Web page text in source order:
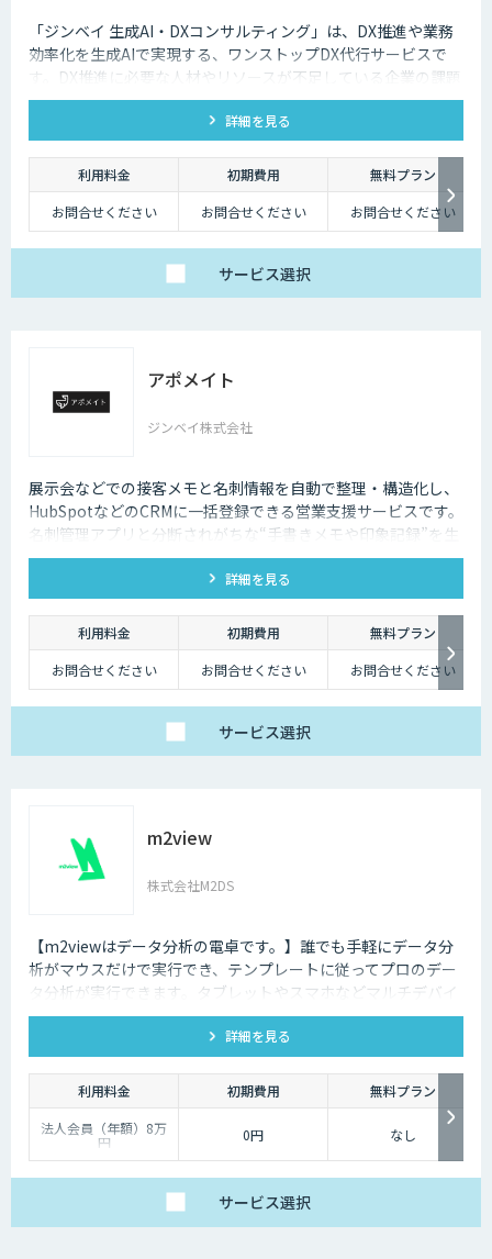
「ジンベイ 生成AI・DXコンサルティング」は、DX推進や業務
効率化を生成AIで実現する、ワンストップDX代行サービスで
す。DX推進に必要な人材やリソースが不足している企業の課題
を解決し、業務課題の特定からソリューションの導入・運用ま
で一括でサポートします。
詳細を見る
利用料金 初期費用
無料プラン
お問合せください
お問合せください お問合せください
サービス選択
アポメイト
ジンベイ株式会社
展示会などでの接客メモと名刺情報を自動で整理・構造化し、
HubSpotなどのCRMに一括登録できる営業支援サービスです。
名刺管理アプリと分断されがちな“手書きメモや印象記録”を生
成AIで読み取ります。
詳細を見る
利用料金 初期費用
無料プラン
お問合せください
お問合せください お問合せください
サービス選択
m2view
株式会社M2DS
【m2viewはデータ分析の電卓です。】誰でも手軽にデータ分
析がマウスだけで実行でき、テンプレートに従ってプロのデー
タ分析が実行できます。タブレットやスマホなどマルチデバイ
ス対応で、ブラウザから利用できます。現状分析や需要予測な
ど高度なデータ分析があなたの社内で実現できます。
詳細を見る
利用料金 初期費用
無料プラン
法人会員（年額）8万
円 0円 なし
サービス選択